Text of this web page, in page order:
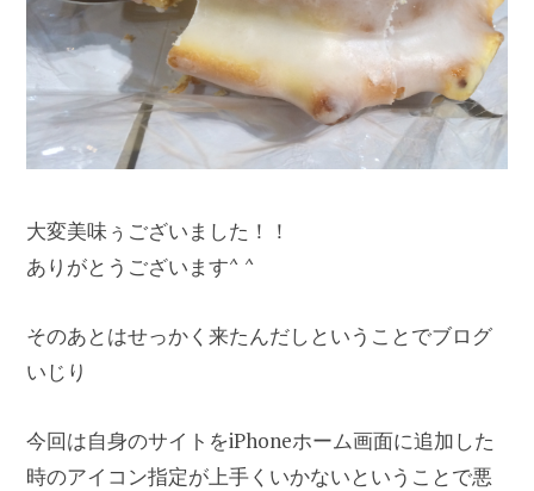
大変美味ぅございました！！
ありがとうございます^ ^
そのあとはせっかく来たんだしということでブログ
いじり
今回は自身のサイトをiPhoneホーム画面に追加した
時のアイコン指定が上手くいかないということで悪